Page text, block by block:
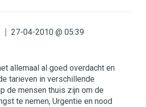
27-04-2010 @ 05:39
allemaal al goed overdacht en
tarieven in verschillende
de mensen thuis zijn om de
te nemen, Urgentie en nood